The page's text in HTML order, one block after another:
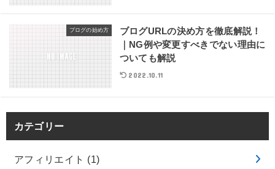
ブログの始め方
ブログURLの決め方を徹底解説！
｜NG例や変更すべきでない理由に
ついても解説
2022.10.11
カテゴリー
アフィリエイト (1)